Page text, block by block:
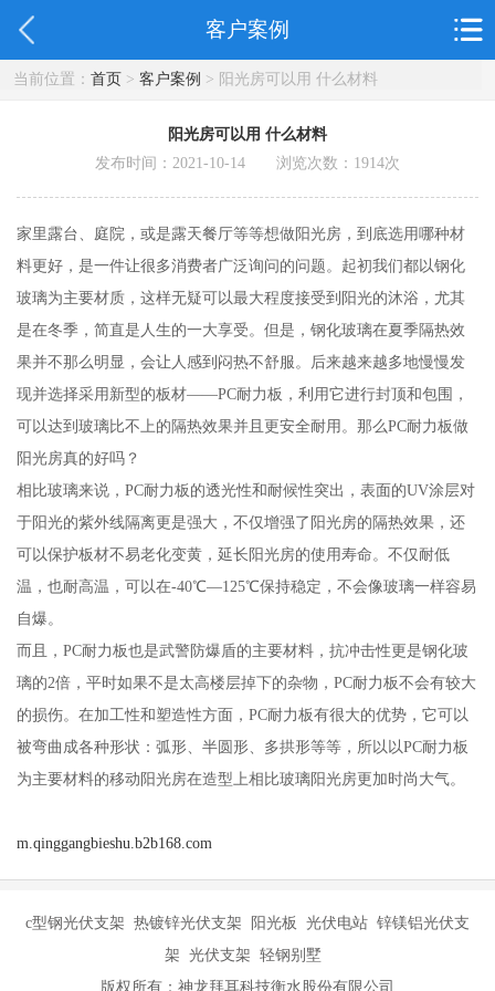
客户案例
当前位置： 首页> 客户案例 > 阳光房可以用 什么材料
阳光房可以用 什么材料
发布时间：2021-10-14 浏览次数： 1914次
家里露台、庭院，或是露天餐厅等等想做阳光房，到底选用哪种材
料更好，是一件让很多消费者广泛询问的问题。起初我们都以钢化
玻璃为主要材质，这样无疑可以最大程度接受到阳光的沐浴，尤其
是在冬季，简直是人生的一大享受。但是，钢化玻璃在夏季隔热效
果并不那么明显，会让人感到闷热不舒服。后来越来越多地慢慢发
现并选择采用新型的板材——PC耐力板，利用它进行封顶和包围，
可以达到玻璃比不上的隔热效果并且更安全耐用。那么PC耐力板做
阳光房真的好吗？
相比玻璃来说，PC耐力板的透光性和耐候性突出，表面的UV涂层对
于阳光的紫外线隔离更是强大，不仅增强了阳光房的隔热效果，还
可以保护板材不易老化变黄，延长阳光房的使用寿命。不仅耐低
温，也耐高温，可以在-40℃—125℃保持稳定，不会像玻璃一样容易
自爆。
而且，PC耐力板也是武警防爆盾的主要材料，抗冲击性更是钢化玻
璃的2倍，平时如果不是太高楼层掉下的杂物，PC耐力板不会有较大
的损伤。在加工性和塑造性方面，PC耐力板有很大的优势，它可以
被弯曲成各种形状：弧形、半圆形、多拱形等等，所以以PC耐力板
为主要材料的移动阳光房在造型上相比玻璃阳光房更加时尚大气。
m.qinggangbieshu.b2b168.com
c型钢光伏支架 热镀锌光伏支架 阳光板 光伏电站 锌镁铝光伏支
架 光伏支架 轻钢别墅
版权所有：神龙拜耳科技衡水股份有限公司